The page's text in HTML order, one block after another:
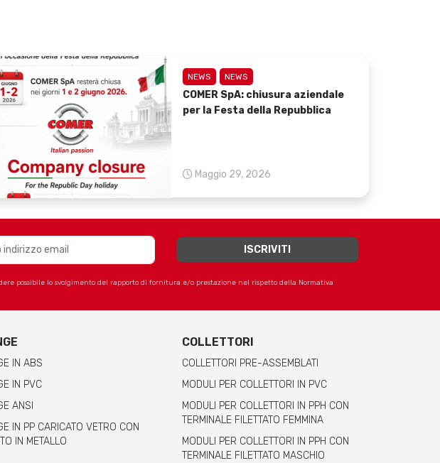
NEWS NEWS
COMER SpA: chiusura aziendale
per la Festa della Repubblica
Maggio 29, 2026
possibile lo svolgimento del rapporto di fornitura e/o prestazione nel rispetto della Normativa
IN ABS
IN PVC
ANSI
IN PP CARICATO VETRO CON
IN METALLO
COLLETTORI
COLLETTORI PRE-ASSEMBLATI
MODULI PER COLLETTORI IN PVC
MODULI PER COLLETTORI IN PPH CON
TERMINALE FILETTATO FEMMINA
MODULI PER COLLETTORI IN PPH CON
TERMINALE FILETTATO MASCHIO